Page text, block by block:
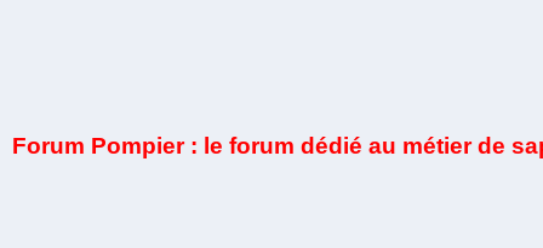
Forum Pompier : le forum dédié au métier de